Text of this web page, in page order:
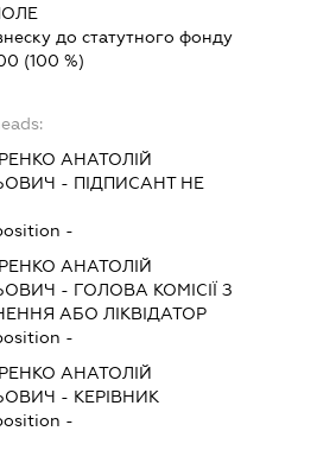
до статутного фонду
(100 %)
АНАТОЛІЙ
- ПІДПИСАНТНЕ
-
АНАТОЛІЙ
- ГОЛОВА КОМІСІЇ З
АБО ЛІКВІДАТОР
-
АНАТОЛІЙ
- КЕРІВНИК
-